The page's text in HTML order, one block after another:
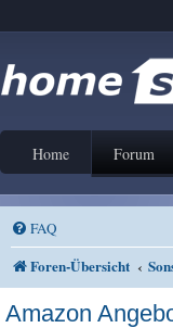
Home Forum
FAQ
Foren-Übersicht
Amazon